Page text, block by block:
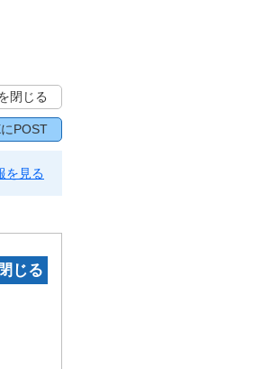
閉じる
POST
を見る
‐ 閉じる